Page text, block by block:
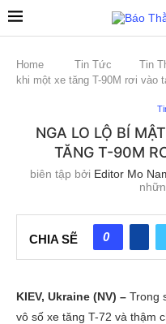
Home Tin Tức Tin
khi một xe tăng T-90M rơi vào
NGA LO LỘ BÍ
TĂNG T-90M
biên tập bởi Editor Mo
CHIA SẼ 0
KIEV, Ukraine (NV) – Trong
vô số xe tăng T-72 và thậm